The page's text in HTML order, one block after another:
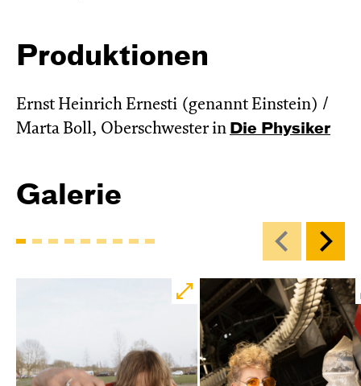
Produktionen
Ernst Heinrich Ernesti (genannt Einstein) /
Marta Boll, Oberschwester in Die Physiker
Galerie